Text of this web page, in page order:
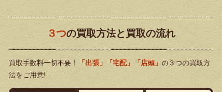
３つの買取方法と買取の流れ
買取手数料一切不要！ 「出張」「宅配」「店頭」 の３つの買取方
法をご用意!